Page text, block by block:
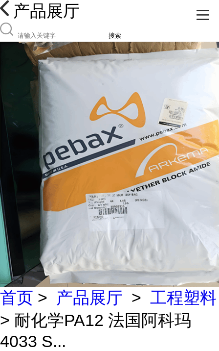
产品展厅
搜索
首页 > 产品展厅 > 工程塑料
> 耐化学PA12 法国阿科玛
4033 S...